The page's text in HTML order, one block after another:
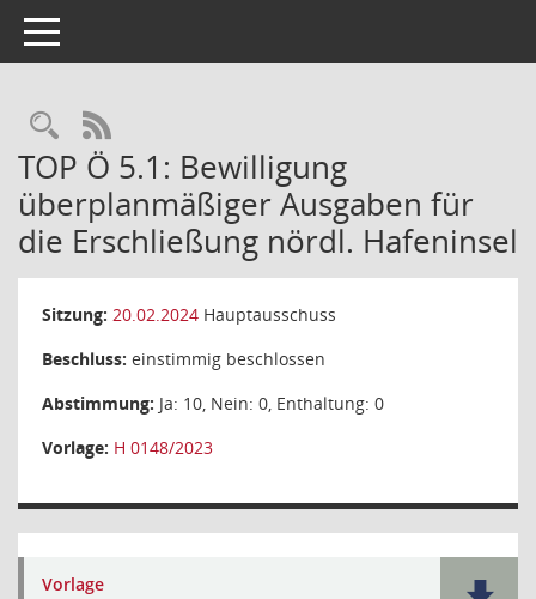
Toggle navigation
Rechercheauswahl
RSS-Feed
TOP Ö 5.1: Bewilligung
überplanmäßiger Ausgaben für
die Erschließung nördl. Hafeninsel
Sitzung: 20.02.2024 Hauptausschuss
Beschluss: einstimmig beschlossen
Abstimmung: Ja: 10, Nein: 0, Enthaltung: 0
Vorlage: H 0148/2023
Vorlage